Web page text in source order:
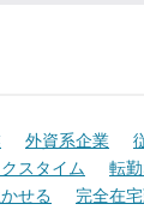
外資系企業
スタイム 転
せる 完全在